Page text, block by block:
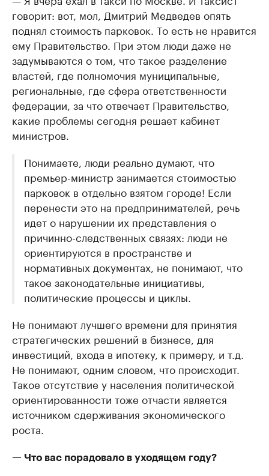
говорит: вот, мол, Дмитрий Медведев опять
поднял стоимость парковок. То есть не нравится
ему Правительство. При этом люди даже не
задумываются о том, что такое разделение
властей, где полномочия муниципальные,
региональные, где сфера ответственности
федерации, за что отвечает Правительство,
какие проблемы сегодня решает кабинет
министров.
Понимаете, люди реально думают, что
премьер-министр занимается стоимостью
парковок в отдельно взятом городе! Если
перенести это на предпринимателей, речь
идет о нарушении их представления о
причинно-следственных связях: люди не
ориентируются в пространстве и
нормативных документах, не понимают, что
такое законодательные инициативы,
политические процессы и циклы.
Не понимают лучшего времени для принятия
стратегических решений в бизнесе, для
инвестиций, входа в ипотеку, к примеру, и т.д.
Не понимают, одним словом, что происходит.
Такое отсутствие у населения политической
ориентированности тоже отчасти является
источником сдерживания экономического
роста.
— Что вас порадовало в уходящем году?